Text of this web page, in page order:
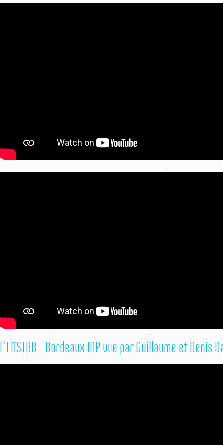
L'ENSTBB - Bordeaux INP vue par Guillaume et Denis